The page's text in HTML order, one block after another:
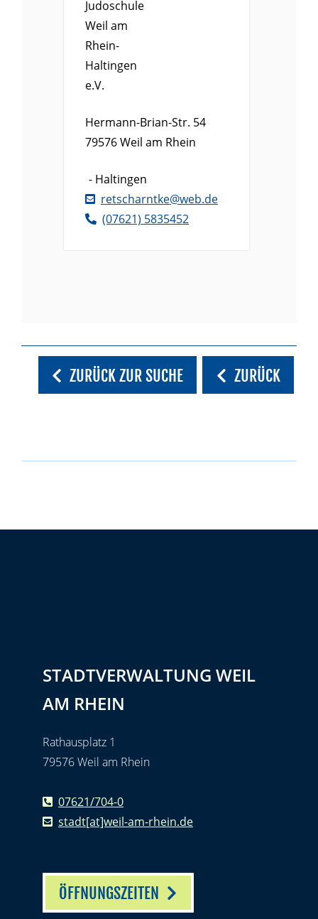
Judoschule
Weil am
Rhein-
Haltingen
e.V.
Haltingen
Hermann-Brian-Str. 54
79576Weil am Rhein
retscharntke@web.de
(07621) 5835452
ZURÜCK ZUR SUCHE ZURÜCK
STADTVERWALTUNG WEIL
AM RHEIN
Rathausplatz 1
79576 Weil am Rhein
07621/704-0
stadt[at]weil-am-rhein.de
ÖFFNUNGSZEITEN